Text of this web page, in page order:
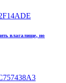
влагалище, но